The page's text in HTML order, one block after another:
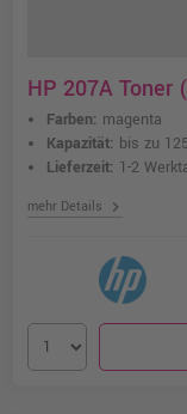
HP 207A Toner
Farben: magenta
Kapazität: bis zu
Lieferzeit: 1-2
mehr Details chevron_right